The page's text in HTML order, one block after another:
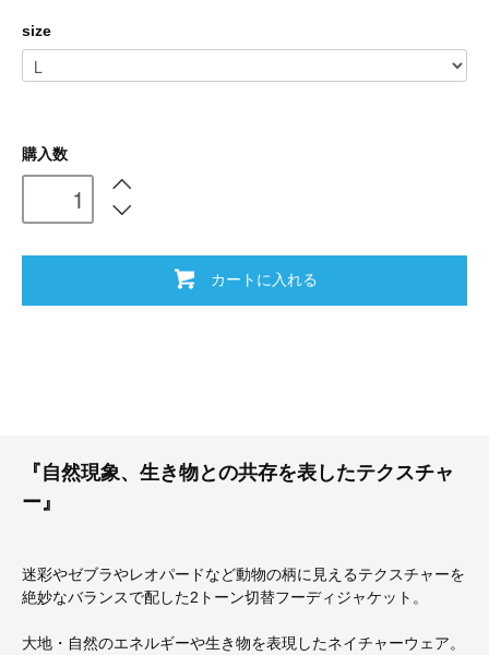
size
購入数
カートに入れる
『自然現象、生き物との共存を表したテクスチャ
ー』
迷彩やゼブラやレオパードなど動物の柄に見えるテクスチャーを
絶妙なバランスで配した2トーン切替フーディジャケット。
大地・自然のエネルギーや生き物を表現したネイチャーウェア。